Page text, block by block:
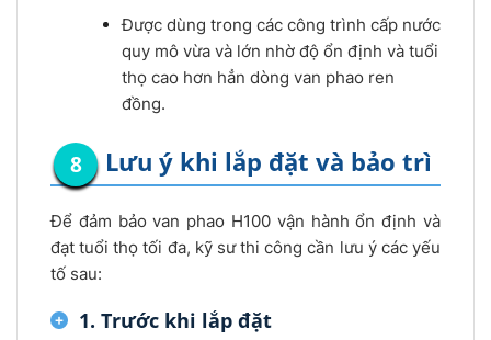
Được dùng trong các công trình cấp nước
quy mô vừa và lớn nhờ độ ổn định và tuổi
thọ cao hơn hẳn dòng van phao ren
đồng.
Lưu ý khi lắp đặt và bảo trì
Để đảm bảo van phao H100 vận hành ổn định và
đạt tuổi thọ tối đa, kỹ sư thi công cần lưu ý các yếu
tố sau:
1. Trước khi lắp đặt